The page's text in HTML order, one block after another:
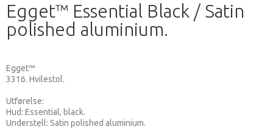
Egget™ Essential Black / Satin
polished aluminium.
Egget™
3316. Hvilestol.
Utførelse:
Hud: Essential, black.
Understell: Satin polished aluminium.